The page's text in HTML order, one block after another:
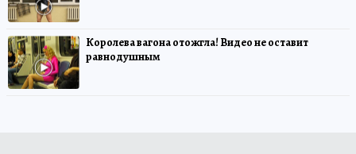
Королева вагона отожгла! Видео не оставит
равнодушным